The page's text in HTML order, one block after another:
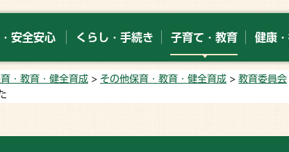
安全安心 くらし・手続き 子育て・教育 健康
・教育・健全育成 > その他保育・教育・健全育成 > 教育委員会